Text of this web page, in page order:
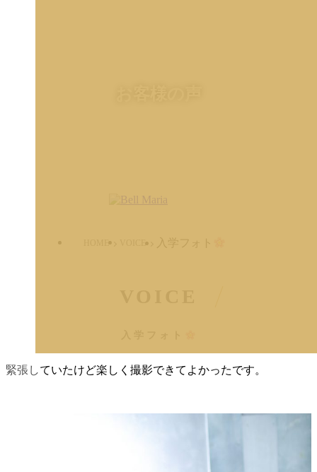
VOICE 入学フォト
緊張していたけど楽しく撮影できてよかったです。